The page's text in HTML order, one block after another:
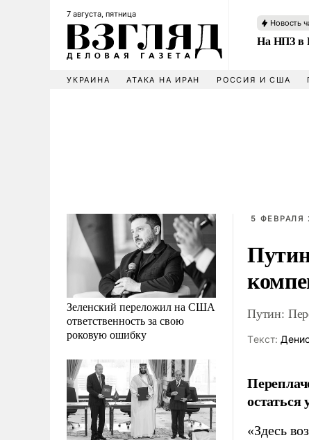
7 августа, пятница
Новость
На НПЗ в
УКРАИНА АТАКА НА ИРАН РОССИЯ И США
Зеленский переложил на США
ответственность за свою
роковую ошибку
5 ФЕВРАЛЯ
Путин:
Tекст:
«Здесь